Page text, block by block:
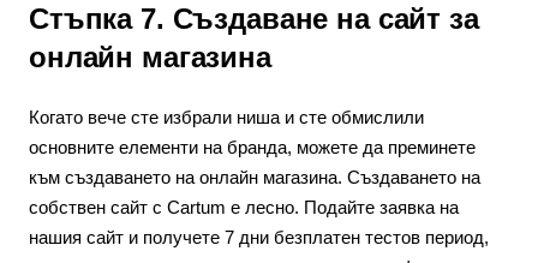
Стъпка 7. Създаване на сайт за
онлайн магазина
Когато вече сте избрали ниша и сте обмислили
основните елементи на бранда, можете да преминете
към създаването на онлайн магазина. Създаването на
собствен сайт с Cartum е лесно. Подайте заявка на
нашия сайт и получете 7 дни безплатен тестов период,